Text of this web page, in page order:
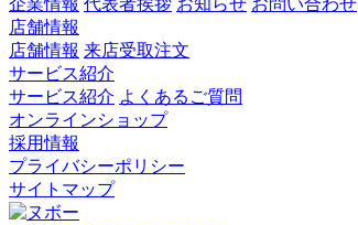
企業情報 代表者挨拶 お知らせ お問い合わせ
店舗情報
店舗情報 来店受取注文
サービス紹介
サービス紹介 よくあるご質問
オンラインショップ
採用情報
プライバシーポリシー
サイトマップ